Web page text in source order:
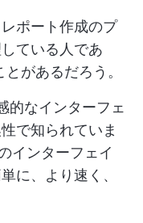
ポート作成のプ
ている人であ
があるだろう。
的なインターフェ
で知られていま
インターフェイ
に、より速く、